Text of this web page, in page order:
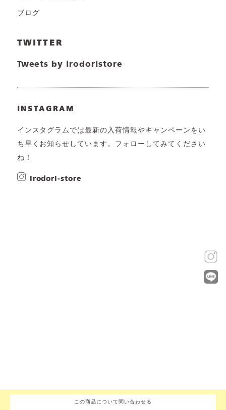
この商品について問い合わせる
ブログ
TWITTER
Tweets by irodoristore
INSTAGRAM
インスタグラムでは最新の入荷情報やキャンペーンをい
ち早くお知らせしています。フォローしてみてください
ね！
irodori-store